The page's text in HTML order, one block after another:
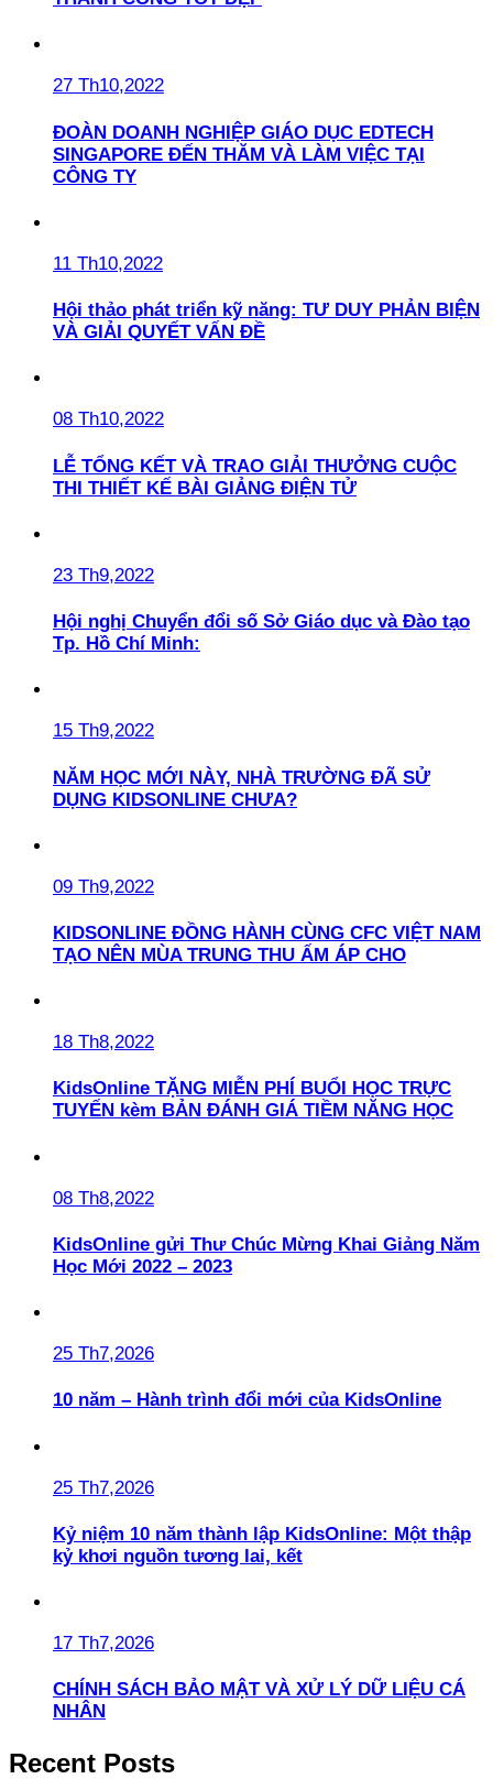
27 Th10,2022
ĐOÀN DOANH NGHIỆP GIÁO DỤC EDTECH
SINGAPORE ĐẾN THĂM VÀ LÀM VIỆC TẠI
CÔNG TY
11 Th10,2022
Hội thảo phát triển kỹ năng: TƯ DUY PHẢN BIỆN
VÀ GIẢI QUYẾT VẤN ĐỀ
08 Th10,2022
LỄ TỔNG KẾT VÀ TRAO GIẢI THƯỞNG CUỘC
THI THIẾT KẾ BÀI GIẢNG ĐIỆN TỬ
23 Th9,2022
Hội nghị Chuyển đổi số Sở Giáo dục và Đào tạo
Tp. Hồ Chí Minh:
15 Th9,2022
NĂM HỌC MỚI NÀY, NHÀ TRƯỜNG ĐÃ SỬ
DỤNG KIDSONLINE CHƯA?
09 Th9,2022
KIDSONLINE ĐỒNG HÀNH CÙNG CFC VIỆT NAM
TẠO NÊN MÙA TRUNG THU ẤM ÁP CHO
18 Th8,2022
KidsOnline TẶNG MIỄN PHÍ BUỔI HỌC TRỰC
TUYẾN kèm BẢN ĐÁNH GIÁ TIỀM NĂNG HỌC
08 Th8,2022
KidsOnline gửi Thư Chúc Mừng Khai Giảng Năm
Học Mới 2022 – 2023
25 Th7,2026
10 năm – Hành trình đổi mới của KidsOnline
25 Th7,2026
Kỷ niệm 10 năm thành lập KidsOnline: Một thập
kỷ khơi nguồn tương lai, kết
17 Th7,2026
CHÍNH SÁCH BẢO MẬT VÀ XỬ LÝ DỮ LIỆU CÁ
NHÂN
Recent Posts